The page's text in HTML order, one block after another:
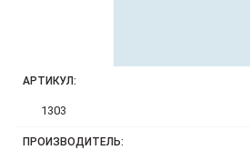
АРТИКУЛ:
1303
ПРОИЗВОДИТЕЛЬ: